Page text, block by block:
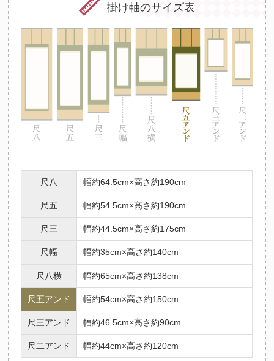
仏名
初七日 不動明王 ふどうみょうおう
二七日 釈迦如来 しゃかにょらい
五七日 地蔵菩薩じぞうぼさつ
六七日 弥勒菩薩 みろくぼさつ
薬師如来
観世音菩薩かんのんぼさつ
一周忌 勢至菩薩せいしぼさつ
三回忌 阿弥陀如来あみだにょらい
七回忌 阿閃如来 あしゅくにょらい
十三回忌 大日如来だいにちにょらい
三十三回忌 虚空蔵菩薩
十三仏の中には、人それぞれの守り本尊があるとされています。
掛け軸のサイズ表
尺八 幅約64.5cm×高さ約190cm
尺五 幅約54.5cm×高さ約190cm
尺三 幅約44.5cm×高さ約175cm
尺幅 幅約35cm×高さ約140cm
尺八横 幅約65cm×高さ約138cm
尺五アンド 幅約54cm×高さ約150cm
尺三アンド 幅約46.5cm×高さ約90cm
尺二アンド 幅約44cm×高さ約120cm